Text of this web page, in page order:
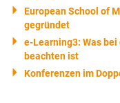
European School of
gegründet
e-Learning3: Was
beachten ist
Konferenzen im